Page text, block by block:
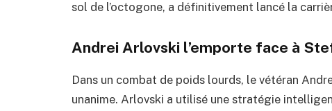
sol de l’octogone, a définitivement lancé la
Andrei Arlovski l’emporte face à
Dans un combat de poids lourds, le vétéran
unanime. Arlovski a utilisé une stratégie